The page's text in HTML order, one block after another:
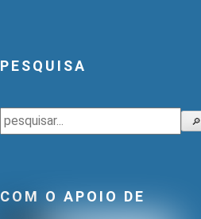
PESQUISA
Pesquisar 🔎
COM O APOIO DE